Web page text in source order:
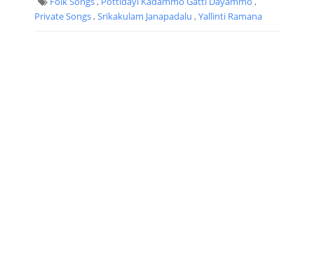
Private Songs,Srikakulam Janapadalu ,Yallinti Ramana